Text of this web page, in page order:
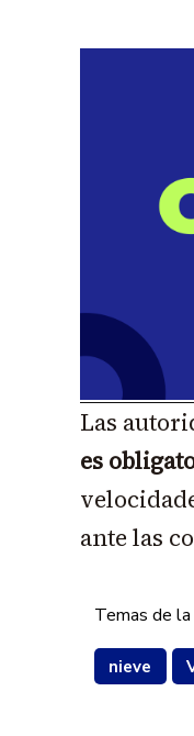
Las
es
ante las
Temas de
nieve